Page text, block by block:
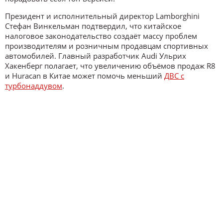
Президент и исполнительный директор Lamborghini
Стефан Винкельман подтвердил, что китайское
налоговое законодательство создаёт массу проблем
производителям и розничным продавцам спортивных
автомобилей. Главный разработчик Audi Ульрих
Хакенберг полагает, что увеличению объёмов продаж R8
и Huracan в Китае может помочь меньший ДВС с
турбонаддувом.